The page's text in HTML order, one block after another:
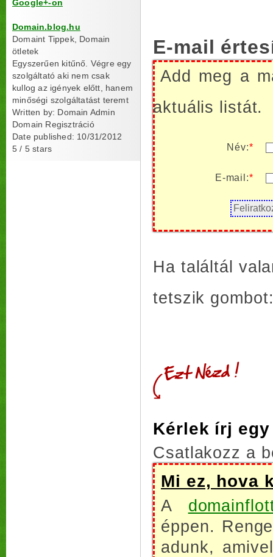
Google+-on
Domain.blog.hu
Domaint Tippek, Domain
ötletek
Egyszerűen kitűnő. Végre egy
szolgáltató aki nem csak
kullog az igények előtt, hanem
minőségi szolgáltatást teremt
Written by: Domain Admin
Domain Regisztráció
Date published: 10/31/2012
5 / 5 stars
E-mail
Add meg a
aktuális listát.
Név:*
E-mail:*
Ha találtál
tetszik
Kérlek írj
Csatlakozz a
Mi ez, hova
A
éppen.
adunk,